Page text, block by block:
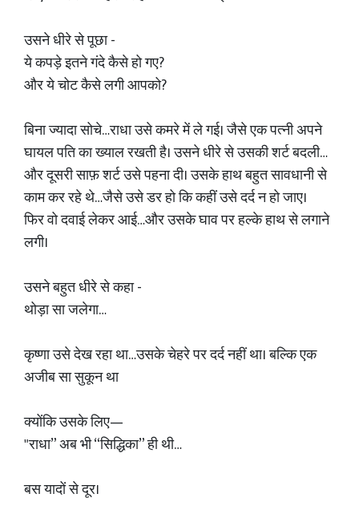
उसने धीरे से पूछा -
ये कपड़े इतने गंदे कैसे हो गए?
और ये चोट कैसे लगी आपको?
बिना ज्यादा सोचे…राधा उसे कमरे में ले गई। जैसे एक पत्नी अपने
घायल पति का ख्याल रखती है। उसने धीरे से उसकी शर्ट बदली…
और दूसरी साफ़ शर्ट उसे पहना दी। उसके हाथ बहुत सावधानी से
काम कर रहे थे…जैसे उसे डर हो कि कहीं उसे दर्द न हो जाए।
फिर वो दवाई लेकर आई…और उसके घाव पर हल्के हाथ से लगाने
लगी।
उसने बहुत धीरे से कहा -
थोड़ा सा जलेगा…
कृष्णा उसे देख रहा था…उसके चेहरे पर दर्द नहीं था। बल्कि एक
अजीब सा सुकून था
क्योंकि उसके लिए—
"राधा” अब भी “सिद्धिका” ही थी…
बस यादों से दूर।